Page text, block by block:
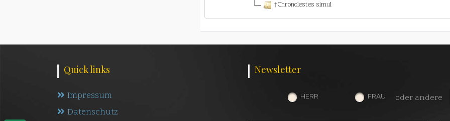
†Chronolestes simul
Quick links
Impressum
Datenschutz
Newsletter
HERR FRAU oder andere